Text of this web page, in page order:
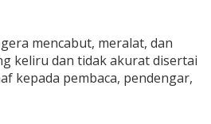
mencabut, meralat, dan
keliru dan tidak akurat disertai
kepada pembaca, pendengar,